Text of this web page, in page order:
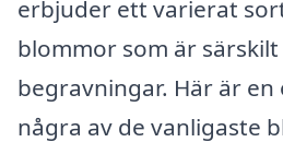
erbjuder ett varierat
blommor som är
begravningar. Här är
några av de vanligaste